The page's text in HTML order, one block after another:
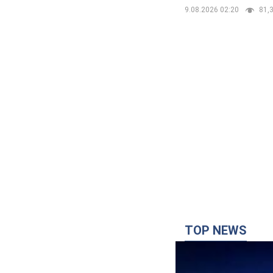
9.08.2026 02:20
TOP NEWS